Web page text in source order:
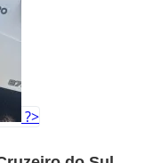
?>